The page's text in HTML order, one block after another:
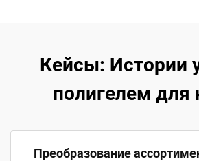
Кейсы: Истории
полигелем для
Преобразование